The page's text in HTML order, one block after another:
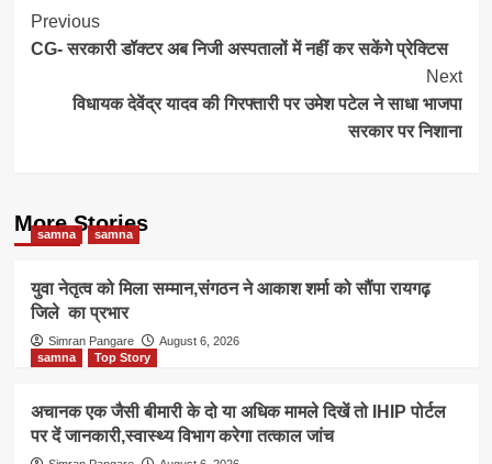
Post
Navigation
Previous
CG- सरकारी डॉक्टर अब निजी अस्पतालों में नहीं कर सकेंगे प्रेक्टिस
Next
विधायक देवेंद्र यादव की गिरफ्तारी पर उमेश पटेल ने साधा भाजपा
सरकार पर निशाना
More Stories
samna samna
युवा नेतृत्व को मिला सम्मान,संगठन ने आकाश शर्मा को सौंपा रायगढ़
जिले का प्रभार
Simran Pangare
August 6, 2026
samna
Top Story
अचानक एक जैसी बीमारी के दो या अधिक मामले दिखें तो IHIP पोर्टल
पर दें जानकारी,स्वास्थ्य विभाग करेगा तत्काल जांच